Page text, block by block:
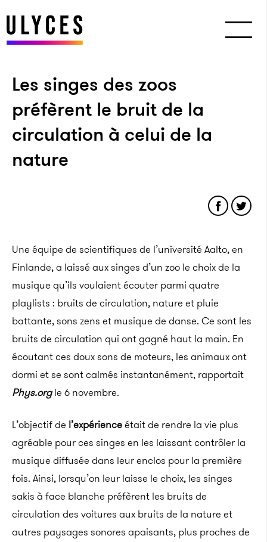
Les singes des zoos
préfèrent le bruit de la
circulation à celui de la
nature
Une équipe de scientifiques de l’université Aalto, en
Finlande, a laissé aux singes d’un zoo le choix de la
musique qu’ils voulaient écouter parmi quatre
playlists : bruits de circulation, nature et pluie
battante, sons zens et musique de danse. Ce sont les
bruits de circulation qui ont gagné haut la main. En
écoutant ces doux sons de moteurs, les animaux ont
dormi et se sont calmés instantanément, rapportait
Phys.orgle 6 novembre.
L’objectif de l’expérienceétait de rendre la vie plus
agréable pour ces singes en les laissant contrôler la
musique diffusée dans leur enclos pour la première
fois. Ainsi, lorsqu’on leur laisse le choix, les singes
sakis à face blanche préfèrent les bruits de
circulation des voitures aux bruits de la nature et
autres paysages sonores apaisants, plus proches de